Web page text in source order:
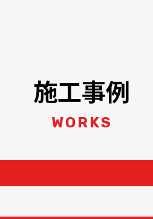
施工事例
WORKS